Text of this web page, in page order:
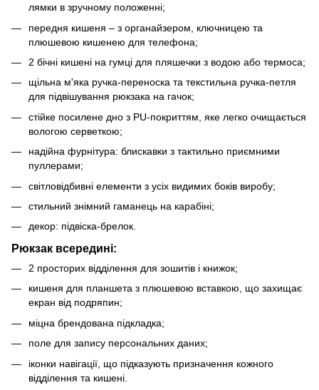
лямки в зручному положенні;
передня кишеня – з органайзером, ключницею та
плюшевою кишенею для телефона;
2 бічні кишені на гумці для пляшечки з водою або термоса;
щільна м'яка ручка-переноска та текстильна ручка-петля
для підвішування рюкзака на гачок;
стійке посилене дно з PU-покриттям, яке легко очищається
вологою серветкою;
надійна фурнітура: блискавки з тактильно приємними
пуллерами;
світловідбивні елементи з усіх видимих боків виробу;
стильний знімний гаманець на карабіні;
декор: підвіска-брелок.
Рюкзак всередині:
2 просторих відділення для зошитів і книжок;
кишеня для планшета з плюшевою вставкою, що захищає
екран від подряпин;
міцна брендована підкладка;
поле для запису персональних даних;
іконки навігації, що підказують призначення кожного
відділення та кишені.